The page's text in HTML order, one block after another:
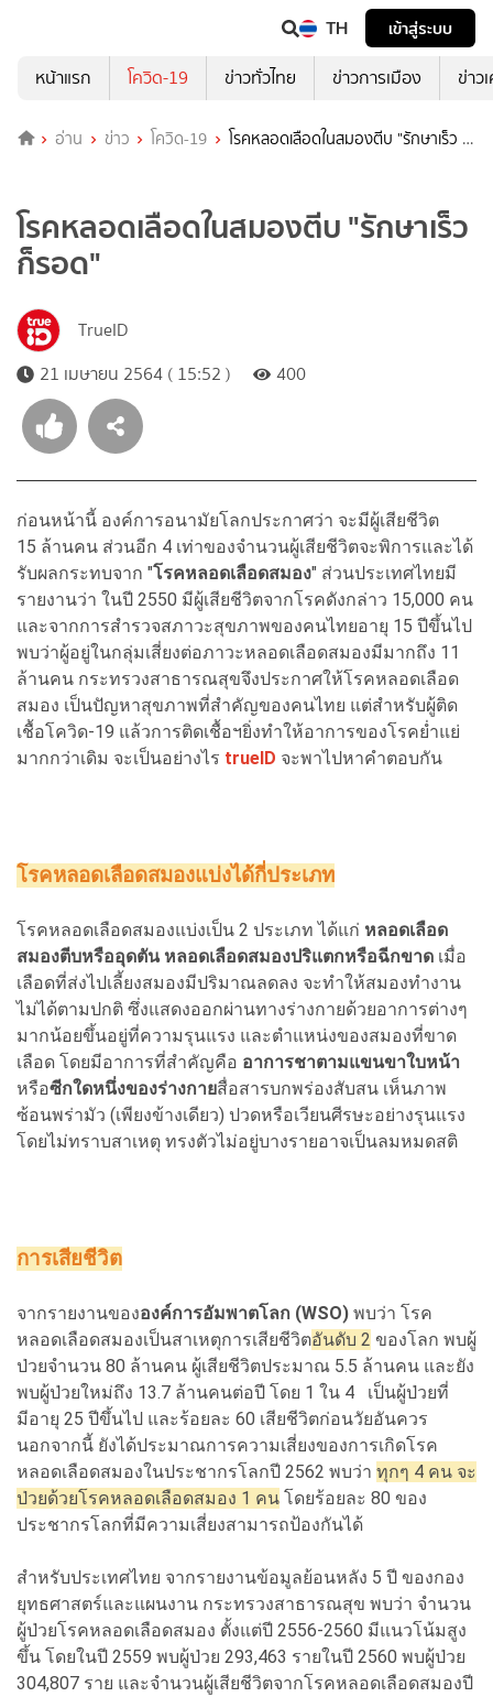
TH
เข้าสู่ระบบ
หน้าแรก
โควิด-19 ข่าวทั่วไทย ข่าวการเมือง ข่าว
อ่าน ข่าว โควิด-19
โรคหลอดเลือดในสมองตีบ "รักษาเร็ว ก็
โรคหลอดเลือดในสมองตีบ "รักษาเร็ว
ก็รอด"
TrueID
21 เมษายน 2564 ( 15:52 )
400
ก่อนหน้านี้ องค์การอนามัยโลกประกาศว่า จะมีผู้เสียชีวิต
15 ล้านคน ส่วนอีก 4 เท่าของจำนวนผู้เสียชีวิตจะพิการและได้
รับผลกระทบจาก "โรคหลอดเลือดสมอง" ส่วนประเทศไทยมี
รายงานว่า ในปี 2550 มีผู้เสียชีวิตจากโรคดังกล่าว 15,000 คน
และจากการสำรวจสภาวะสุขภาพของคนไทยอายุ 15 ปีขึ้นไป
พบว่าผู้อยู่ในกลุ่มเสี่ยงต่อภาวะหลอดเลือดสมองมีมากถึง 11
ล้านคน กระทรวงสาธารณสุขจึงประกาศให้โรคหลอดเลือด
สมอง เป็นปัญหาสุขภาพที่สำคัญของคนไทย แต่สำหรับผู้ติด
เชื้อโควิด-19 แล้วการติดเชื้อฯยิ่งทำให้อาการของโรคย่ำแย่
มากกว่าเดิม จะเป็นอย่างไร trueID จะพาไปหาคำตอบกัน
โรคหลอดเลือดสมองแบ่งได้กี่ประเภท
โรคหลอดเลือดสมองแบ่งเป็น 2 ประเภท ได้แก่ หลอดเลือด
สมองตีบหรืออุดตัน หลอดเลือดสมองปริแตกหรือฉีกขาด เมื่อ
เลือดที่ส่งไปเลี้ยงสมองมีปริมาณลดลง จะทำให้สมองทำงาน
ไม่ได้ตามปกติ ซึ่งแสดงออกผ่านทางร่างกายด้วยอาการต่างๆ
มากน้อยขึ้นอยู่ที่ความรุนแรง และตำแหน่งของสมองที่ขาด
เลือด โดยมีอาการที่สำคัญคือ อาการชาตามแขนขาใบหน้า
หรือซีกใดหนึ่งของร่างกายสื่อสารบกพร่องสับสน เห็นภาพ
ซ้อนพร่ามัว (เพียงข้างเดียว) ปวดหรือเวียนศีรษะอย่างรุนแรง
โดยไม่ทราบสาเหตุ ทรงตัวไม่อยู่บางรายอาจเป็นลมหมดสติ
การเสียชีวิต
จากรายงานขององค์การอัมพาตโลก (WSO) พบว่า โรค
หลอดเลือดสมองเป็นสาเหตุการเสียชีวิตอันดับ 2 ของโลก พบผู้
ป่วยจำนวน 80 ล้านคน ผู้เสียชีวิตประมาณ 5.5 ล้านคน และยัง
พบผู้ป่วยใหม่ถึง 13.7 ล้านคนต่อปี โดย 1 ใน 4 เป็นผู้ป่วยที่
มีอายุ 25 ปีขึ้นไป และร้อยละ 60 เสียชีวิตก่อนวัยอันควร
นอกจากนี้ ยังได้ประมาณการความเสี่ยงของการเกิดโรค
หลอดเลือดสมองในประชากรโลกปี 2562 พบว่า ทุกๆ 4 คน จะ
ป่วยด้วยโรคหลอดเลือดสมอง 1 คน โดยร้อยละ 80 ของ
ประชากรโลกที่มีความเสี่ยงสามารถป้องกันได้
สำหรับประเทศไทย จากรายงานข้อมูลย้อนหลัง 5 ปี ของกอง
ยุทธศาสตร์และแผนงาน กระทรวงสาธารณสุข พบว่า จำนวน
ผู้ป่วยโรคหลอดเลือดสมอง ตั้งแต่ปี 2556-2560 มีแนวโน้มสูง
ขึ้น โดยในปี 2559 พบผู้ป่วย 293,463 รายในปี 2560 พบผู้ป่วย
304,807 ราย และจำนวนผู้เสียชีวิตจากโรคหลอดเลือดสมองปี